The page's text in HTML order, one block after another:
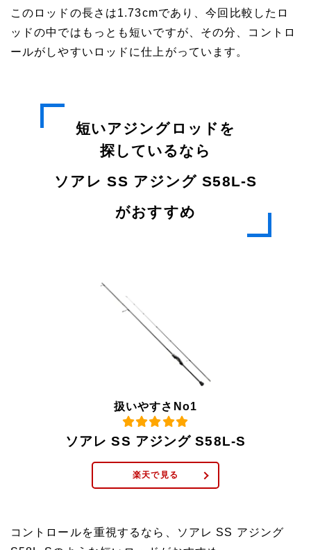
このロッドの長さは1.73cmであり、今回比較したロ
ッドの中ではもっとも短いですが、その分、コントロ
ールがしやすいロッドに仕上がっています。
短いアジングロッドを
探しているなら
ソアレ SS アジング S58L-S
がおすすめ
扱いやすさNo1
ソアレ SS アジング S58L-S
楽天で見る
コントロールを重視するなら、ソアレ SS アジング